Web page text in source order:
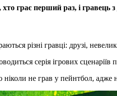
грає перший раз, і гравець з
різні гравці: друзі,
серія ігрових сценаріїв
не грав у пейнтбол,